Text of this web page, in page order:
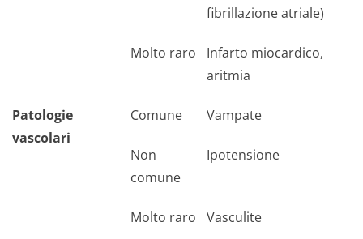
fibrillazione atriale)
Molto raro
Infarto miocardico,
aritmia
Patologie
vascolari
Comune Vampate
Non
comune
Ipotensione
Molto raro Vasculite